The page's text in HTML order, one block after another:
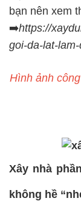
bạn nên xem
➡️https://
goi-da-lat-
Hình ảnh
Xây nhà
không hề